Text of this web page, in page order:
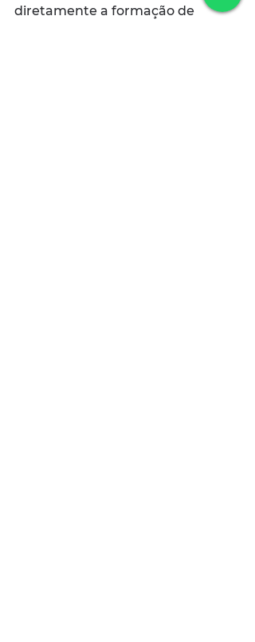
diretamente a formação de